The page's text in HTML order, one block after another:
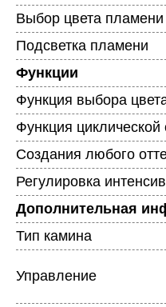
Выбор цвета пламени
Подсветка пламени
Функции
Функция выбора
Функция
Создания любого
Регулировка
Дополнительная
Тип камина
Управление